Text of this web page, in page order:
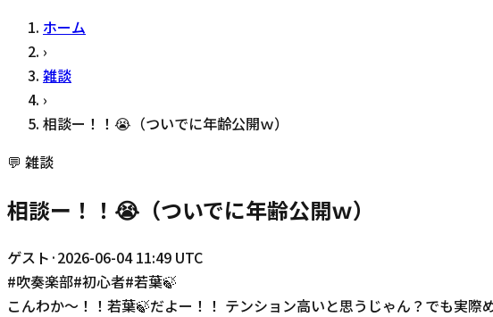
ホーム
›
雑談
›
相談ー！！😭（ついでに年齢公開ｗ）
💬 雑談
相談ー！！😭（ついでに年齢公開ｗ）
ゲスト ·2026-06-04 11:49 UTC
#吹奏楽部#初心者#若葉🍃
こんわか～！！若葉🍃だよー！！ テンション高いと思うじゃん？でも実